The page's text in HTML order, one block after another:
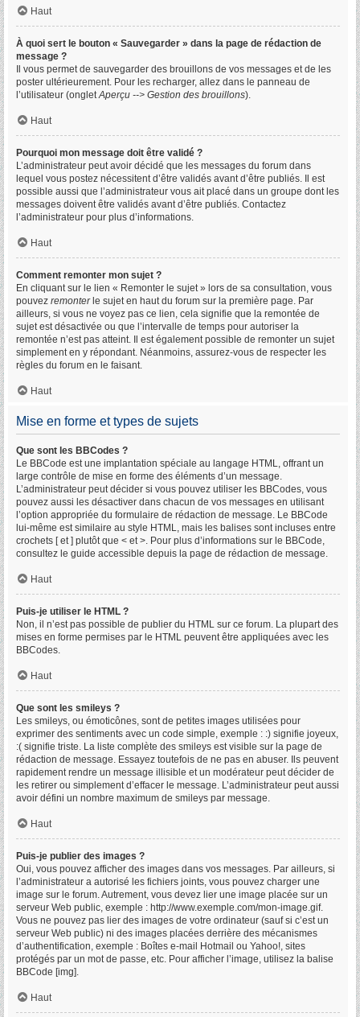
Haut
À quoi sert le bouton « Sauvegarder » dans la page de rédaction de
message ?
Il vous permet de sauvegarder des brouillons de vos messages et de les
poster ultérieurement. Pour les recharger, allez dans le panneau de
l’utilisateur (ongletAperçu --> Gestion des brouillons).
Haut
Pourquoi mon message doit être validé ?
L’administrateur peut avoir décidé que les messages du forum dans
lequel vous postez nécessitent d’être validés avant d’être publiés. Il est
possible aussi que l’administrateur vous ait placé dans un groupe dont les
messages doivent être validés avant d’être publiés. Contactez
l’administrateur pour plus d’informations.
Haut
Comment remonter mon sujet ?
En cliquant sur le lien « Remonter le sujet » lors de sa consultation, vous
pouvez remonterle sujet en haut du forum sur la première page. Par
ailleurs, si vous ne voyez pas ce lien, cela signifie que la remontée de
sujet est désactivée ou que l’intervalle de temps pour autoriser la
remontée n’est pas atteint. Il est également possible de remonter un sujet
simplement en y répondant. Néanmoins, assurez-vous de respecter les
règles du forum en le faisant.
Haut
Mise en forme et types de sujets
Que sont les BBCodes ?
Le BBCode est une implantation spéciale au langage HTML, offrant un
large contrôle de mise en forme des éléments d’un message.
L’administrateur peut décider si vous pouvez utiliser les BBCodes, vous
pouvez aussi les désactiver dans chacun de vos messages en utilisant
l’option appropriée du formulaire de rédaction de message. Le BBCode
lui-même est similaire au style HTML, mais les balises sont incluses entre
crochets [ et ] plutôt que < et >. Pour plus d’informations sur le BBCode,
consultez le guide accessible depuis la page de rédaction de message.
Haut
Puis-je utiliser le HTML ?
Non, il n’est pas possible de publier du HTML sur ce forum. La plupart des
mises en forme permises par le HTML peuvent être appliquées avec les
BBCodes.
Haut
Que sont les smileys ?
Les smileys, ou émoticônes, sont de petites images utilisées pour
exprimer des sentiments avec un code simple, exemple : :) signifie joyeux,
:( signifie triste. La liste complète des smileys est visible sur la page de
rédaction de message. Essayez toutefois de ne pas en abuser. Ils peuvent
rapidement rendre un message illisible et un modérateur peut décider de
les retirer ou simplement d’effacer le message. L’administrateur peut aussi
avoir défini un nombre maximum de smileys par message.
Haut
Puis-je publier des images ?
Oui, vous pouvez afficher des images dans vos messages. Par ailleurs, si
l’administrateur a autorisé les fichiers joints, vous pouvez charger une
image sur le forum. Autrement, vous devez lier une image placée sur un
serveur Web public, exemple : http://www.exemple.com/mon-image.gif.
Vous ne pouvez pas lier des images de votre ordinateur (sauf si c’est un
serveur Web public) ni des images placées derrière des mécanismes
d’authentification, exemple : Boîtes e-mail Hotmail ou Yahoo!, sites
protégés par un mot de passe, etc. Pour afficher l’image, utilisez la balise
BBCode [img].
Haut